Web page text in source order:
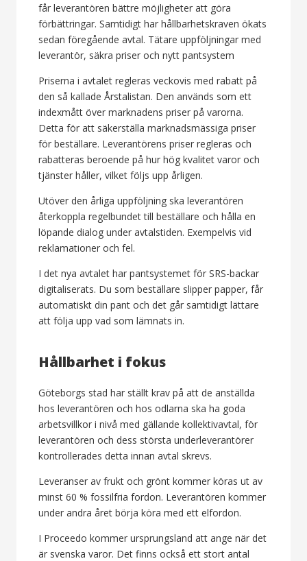
får leverantören bättre möjligheter att göra
förbättringar. Samtidigt har hållbarhetskraven ökats
sedan föregående avtal. Tätare uppföljningar med
leverantör, säkra priser och nytt pantsystem
Priserna i avtalet regleras veckovis med rabatt på
den så kallade Årstalistan. Den används som ett
indexmått över marknadens priser på varorna.
Detta för att säkerställa marknadsmässiga priser
för beställare. Leverantörens priser regleras och
rabatteras beroende på hur hög kvalitet varor och
tjänster håller, vilket följs upp årligen.
Utöver den årliga uppföljning ska leverantören
återkoppla regelbundet till beställare och hålla en
löpande dialog under avtalstiden. Exempelvis vid
reklamationer och fel.
I det nya avtalet har pantsystemet för SRS-backar
digitaliserats. Du som beställare slipper papper, får
automatiskt din pant och det går samtidigt lättare
att följa upp vad som lämnats in.
Hållbarhet i fokus
Göteborgs stad har ställt krav på att de anställda
hos leverantören och hos odlarna ska ha goda
arbetsvillkor i nivå med gällande kollektivavtal, för
leverantören och dess största underleverantörer
kontrollerades detta innan avtal skrevs.
Leveranser av frukt och grönt kommer köras ut av
minst 60 % fossilfria fordon. Leverantören kommer
under andra året börja köra med ett elfordon.
I Proceedo kommer ursprungsland att ange när det
är svenska varor. Det finns också ett stort antal